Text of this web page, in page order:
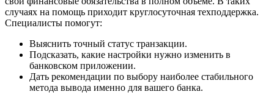
случаях на помощь приходит круглосуточная техподдержка.
Специалисты помогут:
Выяснить точный статус транзакции.
Подсказать, какие настройки нужно изменить в
банковском приложении.
Дать рекомендации по выбору наиболее стабильного
метода вывода именно для вашего банка.